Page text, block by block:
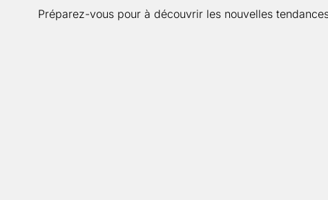
Préparez-vous pour à découvrir les nouvelles